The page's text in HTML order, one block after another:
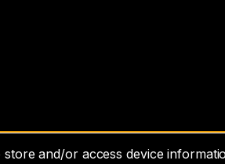
and/or access device